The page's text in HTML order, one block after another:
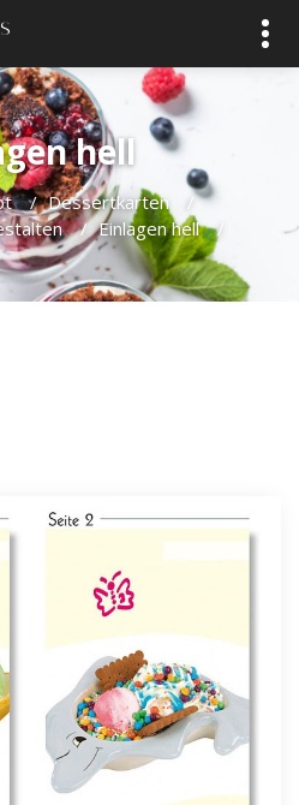
hell
/ Dessertkarten
/
/ Einlagen hell /